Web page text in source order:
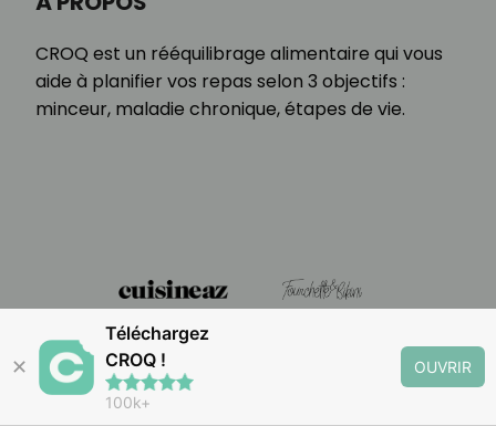
CROQ est un rééquilibrage alimentaire qui vous
aide à planifier vos repas selon 3 objectifs :
minceur, maladie chronique, étapes de vie.
✕
Téléchargez
CROQ !
100k+
OUVRIR